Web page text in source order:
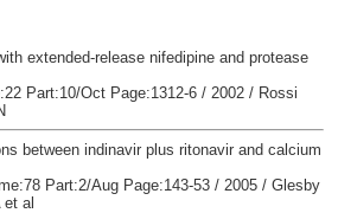
extended-release nifedipine and protease
Part:10/Oct Page:1312-6 / 2002 / Rossi
between indinavir plus ritonavir and calcium
Part:2/Aug Page:143-53 / 2005 / Glesby
al